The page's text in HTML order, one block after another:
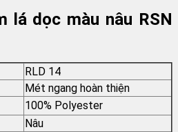
lá dọc màu nâu RSN
RLD 14
Mét ngang hoàn thiện
100% Polyester
Nâu